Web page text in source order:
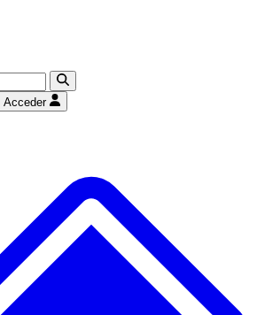
Acceder